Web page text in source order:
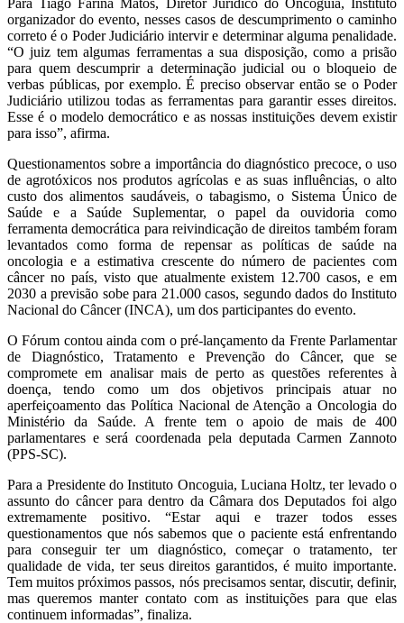
organizador do evento, nesses casos de descumprimento o caminho
correto é o Poder Judiciário intervir e determinar alguma penalidade.
“O juiz tem algumas ferramentas a sua disposição, como a prisão
para quem descumprir a determinação judicial ou o bloqueio de
verbas públicas, por exemplo. É preciso observar então se o Poder
Judiciário utilizou todas as ferramentas para garantir esses direitos.
Esse é o modelo democrático e as nossas instituições devem existir
para isso”, afirma.
Questionamentos sobre a importância do diagnóstico precoce, o uso
de agrotóxicos nos produtos agrícolas e as suas influências, o alto
custo dos alimentos saudáveis, o tabagismo, o Sistema Único de
Saúde e a Saúde Suplementar, o papel da ouvidoria como
ferramenta democrática para reivindicação de direitos também foram
levantados como forma de repensar as políticas de saúde na
oncologia e a estimativa crescente do número de pacientes com
câncer no país, visto que atualmente existem 12.700 casos, e em
2030 a previsão sobe para 21.000 casos, segundo dados do Instituto
Nacional do Câncer (INCA), um dos participantes do evento.
O Fórum contou ainda com o pré-lançamento da Frente Parlamentar
de Diagnóstico, Tratamento e Prevenção do Câncer, que se
compromete em analisar mais de perto as questões referentes à
doença, tendo como um dos objetivos principais atuar no
aperfeiçoamento das Política Nacional de Atenção a Oncologia do
Ministério da Saúde. A frente tem o apoio de mais de 400
parlamentares e será coordenada pela deputada Carmen Zannoto
(PPS-SC).
Para a Presidente do Instituto Oncoguia, Luciana Holtz, ter levado o
assunto do câncer para dentro da Câmara dos Deputados foi algo
extremamente positivo. “Estar aqui e trazer todos esses
questionamentos que nós sabemos que o paciente está enfrentando
para conseguir ter um diagnóstico, começar o tratamento, ter
qualidade de vida, ter seus direitos garantidos, é muito importante.
Tem muitos próximos passos, nós precisamos sentar, discutir, definir,
mas queremos manter contato com as instituições para que elas
continuem informadas”, finaliza.